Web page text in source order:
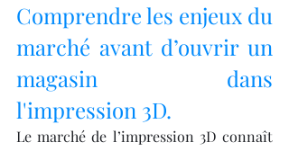
Comprendre les enjeux du
marché avant d’ouvrir un
magasin dans
l'impression 3D.
Le marché de l’impression 3D connaît